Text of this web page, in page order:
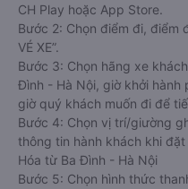
CH Play hoặc App Store.
Bước 2: Chọn điểm đi, điểm
VÉ XE”.
Bước 3: Chọn hãng xe
Đình - Hà Nội, giờ khởi hành
giờ quý khách muốn đi để
Bước 4: Chọn vị trí/giường
thông tin hành khách khi
Hóa từ Ba Đình - Hà Nội
Bước 5: Chọn hình thức